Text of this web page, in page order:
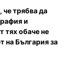
че трябва да
и
тях обаче не
България за